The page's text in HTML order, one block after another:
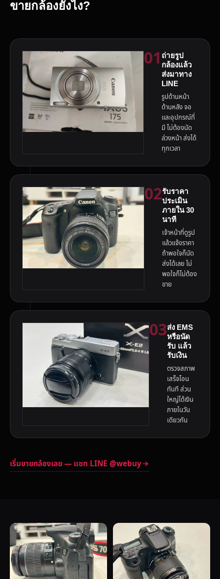
ขายกล้องยังไง?
01 ถ่ายรูป
กล้องแล้ว
ส่งมาทาง
LINE
รูปด้านหน้า
ด้านหลัง จอ
และอุปกรณ์ที่
มี ไม่ต้องนัด
ล่วงหน้า ส่งได้
ทุกเวลา
02รับราคา
ประเมิน
ภายใน 30
นาที
เจ้าหน้าที่ดูรูป
แล้วแจ้งราคา
ถ้าพอใจก็นัด
ส่งได้เลย ไม่
พอใจก็ไม่ต้อง
ขาย
03ส่ง EMS
หรือนัด
รับ แล้ว
รับเงิน
ตรวจสภาพ
เสร็จโอน
ทันที ส่วน
ใหญ่ได้เงิน
ภายในวัน
เดียวกัน
เริ่มขายกล้องเลย — แชท LINE @webuy